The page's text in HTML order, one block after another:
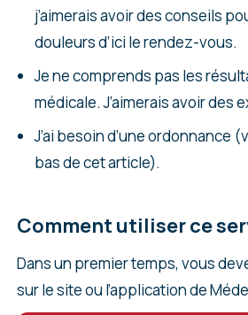
j’aimerais avoir des conseils
douleurs d’ici le rendez-vous.
Je ne comprends pas les
médicale. J’aimerais avoir des
J’ai besoin d’une ordonnance
bas de cet article).
Comment utiliser ce
Dans un premier temps, vous
sur le site ou l’application de